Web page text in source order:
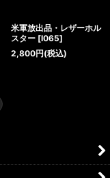
米軍放出品・レザーホル
スター [I065]
2,800円(税込)